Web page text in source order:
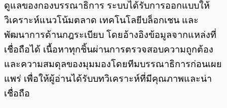
ดูแลของกองบรรณาธิการ ระบบได้รับการออกแบบให้
วิเคราะห์แนวโน้มตลาด เทคโนโลยีบล็อกเชน และ
พัฒนาการด้านกฎระเบียบ โดยอ้างอิงข้อมูลจากแหล่งที่
เชื่อถือได้ เนื้อหาทุกชิ้นผ่านการตรวจสอบความถูกต้อง
และความสมดุลของมุมมองโดยทีมบรรณาธิการก่อนเผย
แพร่ เพื่อให้ผู้อ่านได้รับบทวิเคราะห์ที่มีคุณภาพและน่า
เชื่อถือ